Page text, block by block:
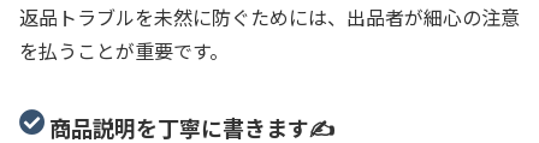
返品トラブルを未然に防ぐためには、出品者が細心の注意
を払うことが重要です。
商品説明を丁寧に書きます✍️